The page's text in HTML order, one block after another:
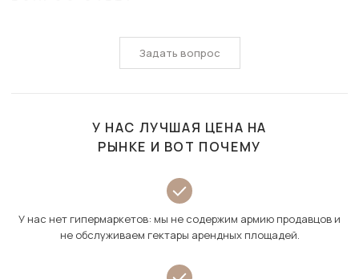
Задать вопрос
У НАС ЛУЧШАЯ ЦЕНА НА
РЫНКЕ И ВОТ ПОЧЕМУ
У нас нет гипермаркетов: мы не содержим армию продавцов и
не обслуживаем гектары арендных площадей.